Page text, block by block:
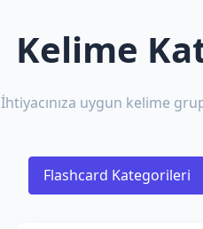
Kelime
İhtiyacınıza uygun kelime
Flashcard Kategorileri